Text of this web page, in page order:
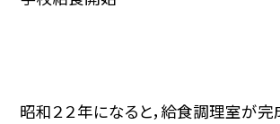
昭和２２年になると，給食調理室が